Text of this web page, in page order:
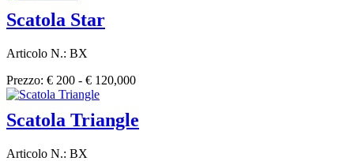
Scatola Star
Articolo N.: BX
Prezzo: € 200 - € 120,000
Scatola Triangle
Articolo N.: BX